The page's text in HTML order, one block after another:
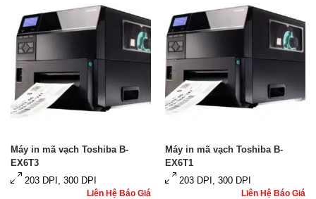
Máy in mã vạch Toshiba B-
EX6T3
203 DPI, 300 DPI
Liên Hệ Báo Giá
Máy in mã vạch Toshiba B-
EX6T1
203 DPI, 300 DPI
Liên Hệ Báo Giá